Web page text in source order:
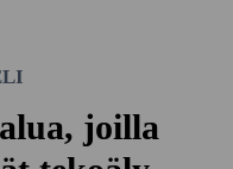
joilla